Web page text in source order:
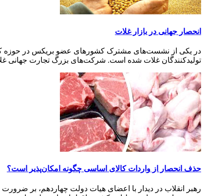
انحصار جهانی در بازار غلات
تولیدکنندگان غلات شده است. شرکت‌های بزرگ تجارت جهانی
حذف انحصار از واردات کالای اساسی چگونه امکان‌پذیر است؟
رهبر انقلاب در دیدار با اعضای هیات دولت چهاردهم، بر